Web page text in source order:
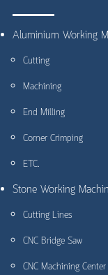
Aluminium Working
Cutting
Machining
End Milling
Corner Crimping
ETC.
Stone Working
Cutting Lines
CNC Bridge Saw
CNC Machining Center